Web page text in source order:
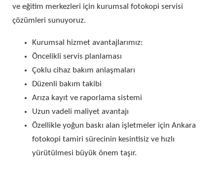
ve eğitim merkezleri için kurumsal fotokopi servisi
çözümleri sunuyoruz.
Kurumsal hizmet avantajlarımız:
Öncelikli servis planlaması
Çoklu cihaz bakım anlaşmaları
Düzenli bakım takibi
Arıza kayıt ve raporlama sistemi
Uzun vadeli maliyet avantajı
Özellikle yoğun baskı alan işletmeler için Ankara
fotokopi tamiri sürecinin kesintisiz ve hızlı
yürütülmesi büyük önem taşır.